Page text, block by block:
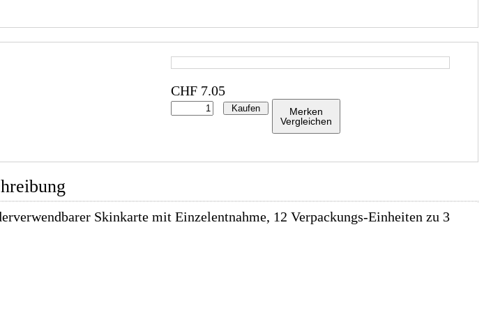
CHF 7.05
Kaufen
Merken
Vergleichen
Skinkarte mit Einzelentnahme, 12 Verpackungs-Einheiten zu 3